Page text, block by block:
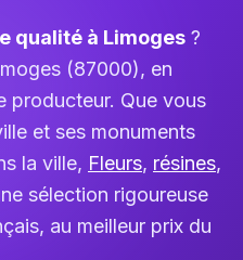
qualité à Limoges ?
(87000), en
producteur. Que vous
et ses monuments
la ville, Fleurs, résines,
sélection rigoureuse
au meilleur prix du